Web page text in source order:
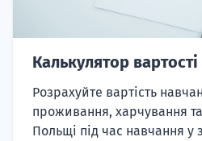
Калькулятор вартості
Розрахуйте вартість
проживання, харчування
Польщі під час навчання у